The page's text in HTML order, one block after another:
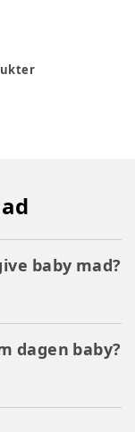
baby mad?
dagen baby?